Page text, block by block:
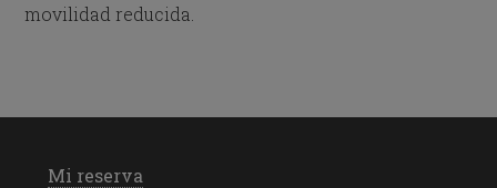
movilidad reducida.
Mi reserva